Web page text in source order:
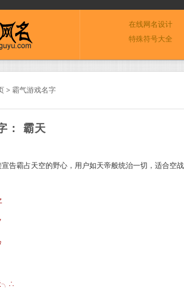
在线网名设计
特殊符号大全
> 霸气游戏名字
： 霸天
告霸占天空的野心，用户如天帝般统治一切，适合空
╮∴